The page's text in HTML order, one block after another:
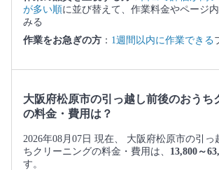
が多い順に並び替えて、作業料金やページ
みる
作業をお急ぎの方 ： 1週間以内に作業できる
大阪府松原市の引っ越し前後のおうち
の料金・費用は？
2026年08月07日 現在、 大阪府松原市の引っ
ちクリーニングの料金・費用は、 13,800～
す。